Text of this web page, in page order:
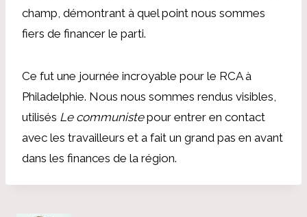
champ, démontrant à quel point nous sommes
fiers de financer le parti.
Ce fut une journée incroyable pour le RCA à
Philadelphie. Nous nous sommes rendus visibles,
utilisés Le communistepour entrer en contact
avec les travailleurs et a fait un grand pas en avant
dans les finances de la région.